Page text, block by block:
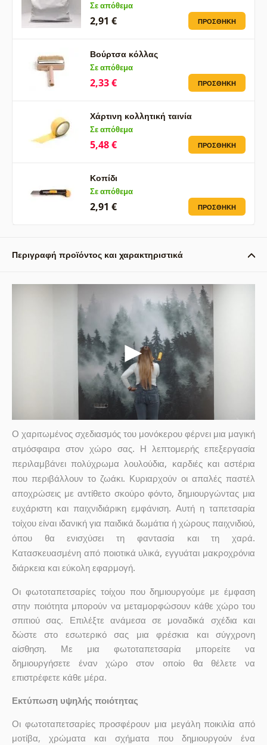
Σε απόθεμα
2,91 € ΠΡΟΣΘΉΚΗ
Βούρτσα κόλλας
Σε απόθεμα
2,33 € ΠΡΟΣΘΉΚΗ
Χάρτινη κολλητική ταινία
Σε απόθεμα
5,48 € ΠΡΟΣΘΉΚΗ
Κοπίδι
Σε απόθεμα
2,91 € ΠΡΟΣΘΉΚΗ
Περιγραφή προϊόντος και χαρακτηριστικά
Ο χαριτωμένος σχεδιασμός του μονόκερου φέρνει μια μαγική
ατμόσφαιρα στον χώρο σας. Η λεπτομερής επεξεργασία
περιλαμβάνει πολύχρωμα λουλούδια, καρδιές και αστέρια
που περιβάλλουν το ζωάκι. Κυριαρχούν οι απαλές παστέλ
αποχρώσεις με αντίθετο σκούρο φόντο, δημιουργώντας μια
ευχάριστη και παιχνιδιάρικη εμφάνιση. Αυτή η ταπετσαρία
τοίχου είναι ιδανική για παιδικά δωμάτια ή χώρους παιχνιδιού,
όπου θα ενισχύσει τη φαντασία και τη χαρά.
Κατασκευασμένη από ποιοτικά υλικά, εγγυάται μακροχρόνια
διάρκεια και εύκολη εφαρμογή.
Οι φωτοταπετσαρίες τοίχου που δημιουργούμε με έμφαση
στην ποιότητα μπορούν να μεταμορφώσουν κάθε χώρο του
σπιτιού σας. Επιλέξτε ανάμεσα σε μοναδικά σχέδια και
δώστε στο εσωτερικό σας μια φρέσκια και σύγχρονη
αίσθηση. Με μια φωτοταπετσαρία μπορείτε να
δημιουργήσετε έναν χώρο στον οποίο θα θέλετε να
επιστρέφετε κάθε μέρα.
Εκτύπωση υψηλής ποιότητας
Οι φωτοταπετσαρίες προσφέρουν μια μεγάλη ποικιλία από
μοτίβα, χρώματα και σχήματα που δημιουργούν ένα